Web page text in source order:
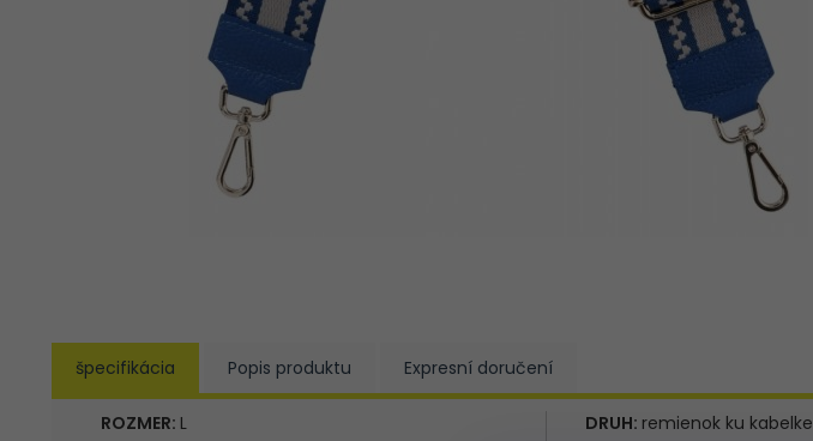
špecifikácia Popis produktu Expresní doručení
ROZMER: L
DRUH: remienok ku kabelke